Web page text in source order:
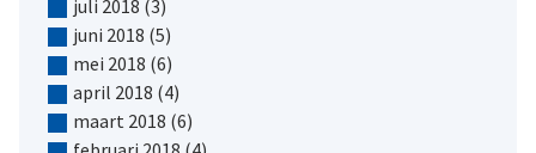
juli 2018 (3)
juni 2018 (5)
mei 2018 (6)
april 2018 (4)
maart 2018 (6)